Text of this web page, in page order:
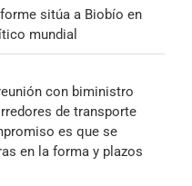
sitúa a Biobío en
mundial
con biministro
de transporte
es que se
en la forma y plazos